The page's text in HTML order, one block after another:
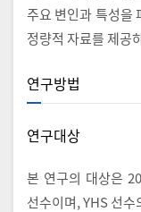
주요 변인과 특성을
정량적 자료를 제공
연구방법
연구대상
본 연구의 대상은
선수이며, YHS 선